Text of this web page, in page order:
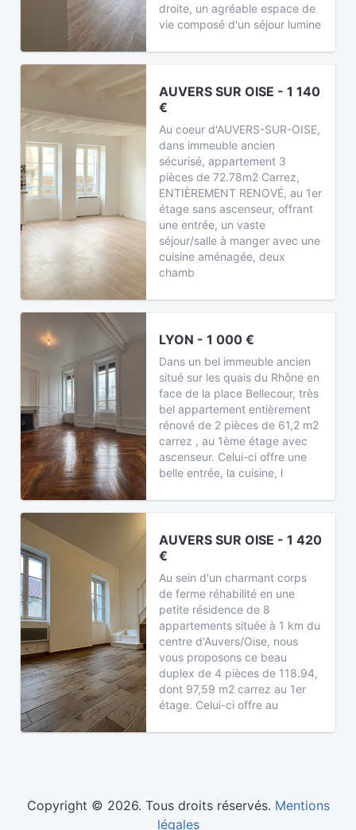
droite, un agréable espace de
vie composé d'un séjour lumine
AUVERS SUR OISE - 1 140
€
Au coeur d'AUVERS-SUR-OISE,
dans immeuble ancien
sécurisé, appartement 3
pièces de 72.78m2 Carrez,
ENTIÈREMENT RENOVÉ, au 1er
étage sans ascenseur, offrant
une entrée, un vaste
séjour/salle à manger avec une
cuisine aménagée, deux
chamb
LYON - 1 000 €
Dans un bel immeuble ancien
situé sur les quais du Rhône en
face de la place Bellecour, très
bel appartement entièrement
rénové de 2 pièces de 61,2 m2
carrez , au 1ème étage avec
ascenseur. Celui-ci offre une
belle entrée, la cuisine, l
AUVERS SUR OISE - 1 420
€
Au sein d'un charmant corps
de ferme réhabilité en une
petite résidence de 8
appartements située à 1 km du
centre d'Auvers/Oise, nous
vous proposons ce beau
duplex de 4 pièces de 118.94,
dont 97,59 m2 carrez au 1er
étage. Celui-ci offre au
Copyright © 2026. Tous droits réservés. Mentions
légales